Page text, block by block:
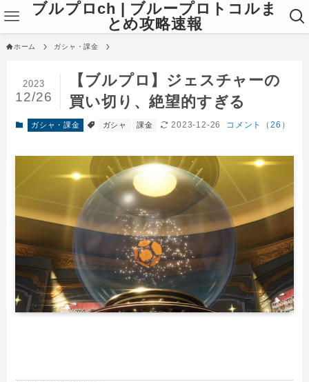
ブルプロch | ブループロトコルま
とめ攻略速報
ホーム ガシャ・課金
【ブルプロ】ジェスチャーの
買い切り、絶望的すぎる
2023
12/26
ガシャ・課金 ガシャ 課金 2023-12-26 コメント（26）